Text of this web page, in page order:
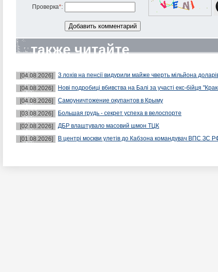
Проверка*:
также читайте
[04.08.2026]
З лохів на пенсії видурили майже чверть мільйона
[04.08.2026]
Нові подробиці вбивства на Балі за участі екс-бійця
[04.08.2026]
Самоуничтожение окупантов в Крыму
[03.08.2026]
Большая грудь - секрет успеха в велоспорте
[02.08.2026]
ДБР влаштувало масовий шмон ТЦК
[01.08.2026]
В центрі москви улетів до Кабзона командувач ВПС ЗС